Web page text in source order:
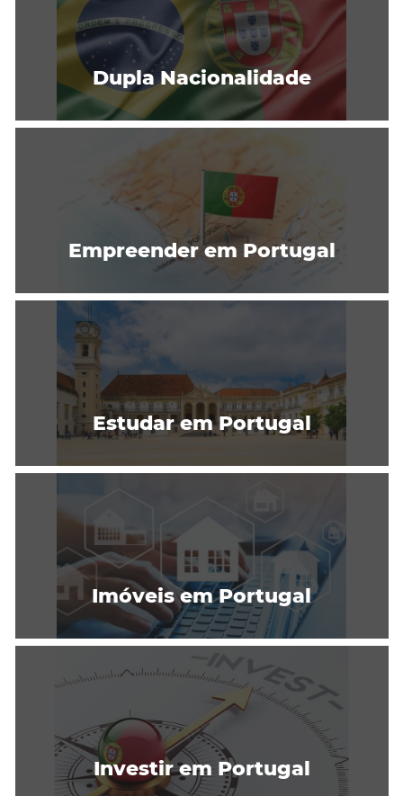
Dupla Nacionalidade
Empreender em Portugal
Estudar em Portugal
Imóveis em Portugal
Investir em Portugal